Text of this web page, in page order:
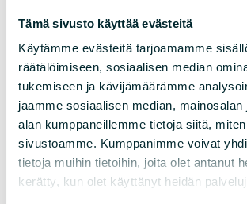
Tämä sivusto käyttää evästeitä
Käytämme evästeitä tarjoamamme
räätälöimiseen, sosiaalisen median
tukemiseen ja kävijämäärämme
jaamme sosiaalisen median,
alan kumppaneillemme tietoja siitä,
sivustoamme. Kumppanimme voivat
tietoja muihin tietoihin, joita olet antanut
kerätty, kun olet käyttänyt heidän
Suomen